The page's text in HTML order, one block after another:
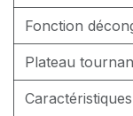
Fonction
Plateau
Caractéristiques